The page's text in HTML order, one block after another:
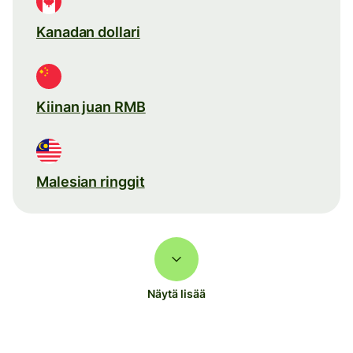
Kanadan dollari
Kiinan juan RMB
Malesian ringgit
Näytä lisää